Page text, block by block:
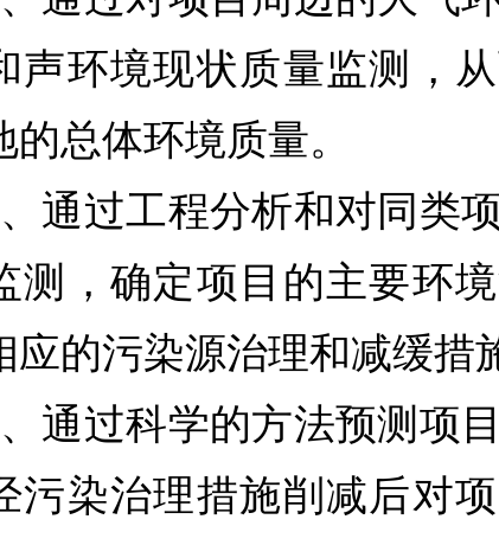
声环境现状质量监测，
的总体环境质量。
过工程分析和对同类
测，确定项目的主要环
应的污染源治理和减缓措
过科学的方法预测项目
污染治理措施削减后对